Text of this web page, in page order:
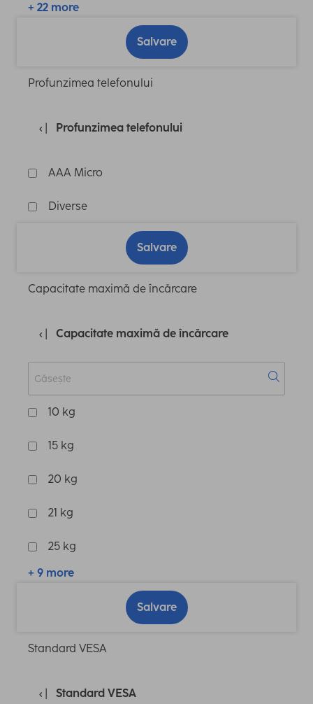
+ 22 more
Salvare
Profunzimea telefonului
Profunzimea telefonului
AAA Micro
Diverse
Salvare
Capacitate maximă de încărcare
Capacitate maximă de încărcare
10 kg
15 kg
20 kg
21 kg
25 kg
+ 9 more
Salvare
Standard VESA
Standard VESA